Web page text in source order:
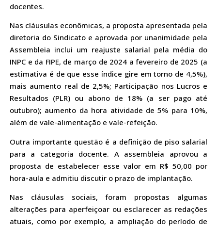
docentes.
Nas cláusulas econômicas, a proposta apresentada pela
diretoria do Sindicato e aprovada por unanimidade pela
Assembleia inclui um reajuste salarial pela média do
INPC e da FIPE, de março de 2024 a fevereiro de 2025 (a
estimativa é de que esse índice gire em torno de 4,5%),
mais aumento real de 2,5%; Participação nos Lucros e
Resultados (PLR) ou abono de 18% (a ser pago até
outubro); aumento da hora atividade de 5% para 10%,
além de vale-alimentação e vale-refeição.
Outra importante questão é a definição de piso salarial
para a categoria docente. A assembleia aprovou a
proposta de estabelecer esse valor em R$ 50,00 por
hora-aula e admitiu discutir o prazo de implantação.
Nas cláusulas sociais, foram propostas algumas
alterações para aperfeiçoar ou esclarecer as redações
atuais, como por exemplo, a ampliação do período de